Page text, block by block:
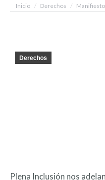
Estás aquí:
Inicio Derechos
Derechos
Plena Inclusión nos